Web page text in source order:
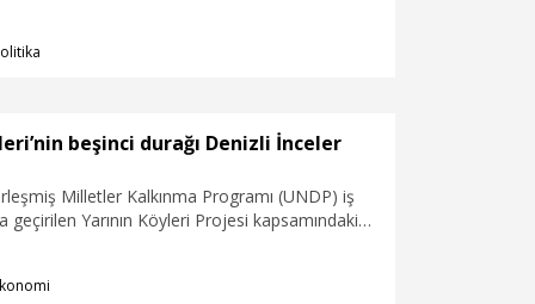
beşinci durağı Denizli İnceler
Milletler Kalkınma Programı (UNDP) iş
geçirilen Yarının Köyleri Projesi kapsamındaki
dijital dönüşüm imkanları sunarak kırsal